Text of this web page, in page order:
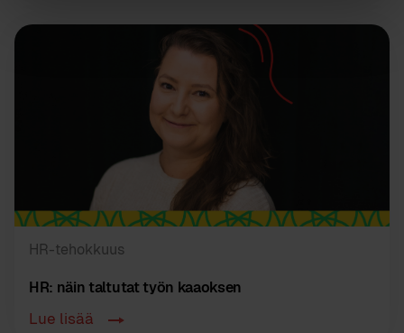
HR-tehokkuus
HR: näin taltutat työn kaaoksen
Lue lisää